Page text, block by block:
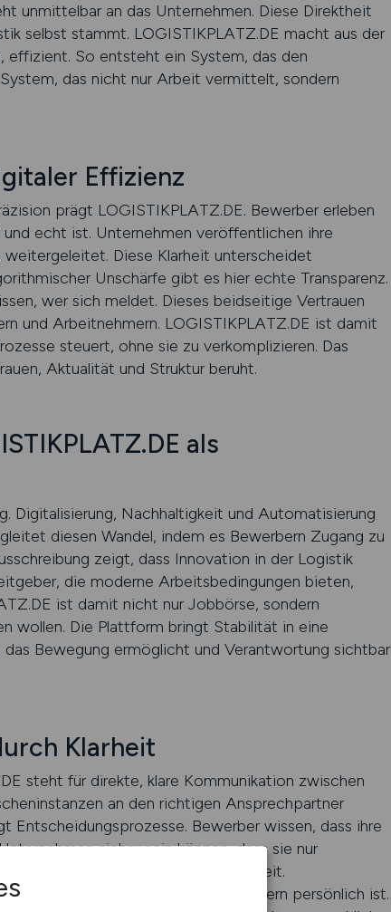
unmittelbar an das Unternehmen. Diese Direktheit
selbst stammt. LOGISTIKPLATZ.DE macht aus der
effizient. So entsteht ein System, das den
das nicht nur Arbeit vermittelt, sondern
Effizienz
prägt LOGISTIKPLATZ.DE. Bewerber erleben
echt ist. Unternehmen veröffentlichen ihre
Diese Klarheit unterscheidet
Unschärfe gibt es hier echte Transparenz.
wer sich meldet. Dieses beidseitige Vertrauen
und Arbeitnehmern. LOGISTIKPLATZ.DE ist damit
steuert, ohne sie zu verkomplizieren. Das
Aktualität und Struktur beruht.
als
Digitalisierung, Nachhaltigkeit und Automatisierung
diesen Wandel, indem es Bewerbern Zugang zu
zeigt, dass Innovation in der Logistik
die moderne Arbeitsbedingungen bieten,
ist damit nicht nur Jobbörse, sondern
wollen. Die Plattform bringt Stabilität in eine
Bewegung ermöglicht und Verantwortung sichtbar
Klarheit
steht für direkte, klare Kommunikation zwischen
an den richtigen Ansprechpartner
Bewerber wissen, dass ihre
sicher sein können, dass sie nur
zu erfolgreicher Zusammenarbeit.
Kommunikation nicht anonym, sondern persönlich ist.